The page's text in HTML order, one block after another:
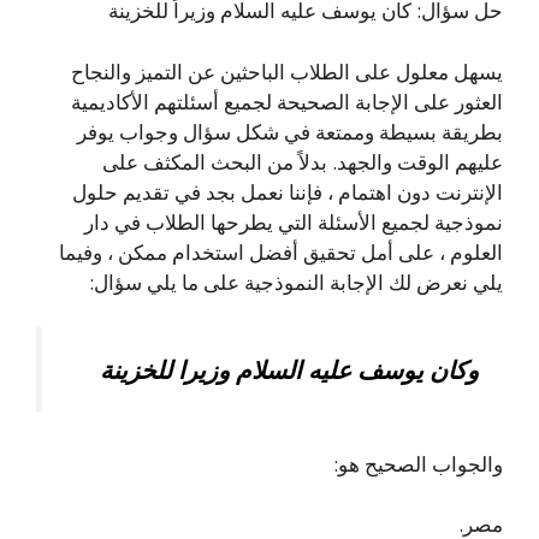
حل سؤال: كان يوسف عليه السلام وزيراً للخزينة
يسهل معلول على الطلاب الباحثين عن التميز والنجاح
العثور على الإجابة الصحيحة لجميع أسئلتهم الأكاديمية
بطريقة بسيطة وممتعة في شكل سؤال وجواب يوفر
عليهم الوقت والجهد. بدلاً من البحث المكثف على
الإنترنت دون اهتمام ، فإننا نعمل بجد في تقديم حلول
نموذجية لجميع الأسئلة التي يطرحها الطلاب في دار
العلوم ، على أمل تحقيق أفضل استخدام ممكن ، وفيما
يلي نعرض لك الإجابة النموذجية على ما يلي سؤال:
وكان يوسف عليه السلام وزيرا للخزينة
والجواب الصحيح هو:
مصر.